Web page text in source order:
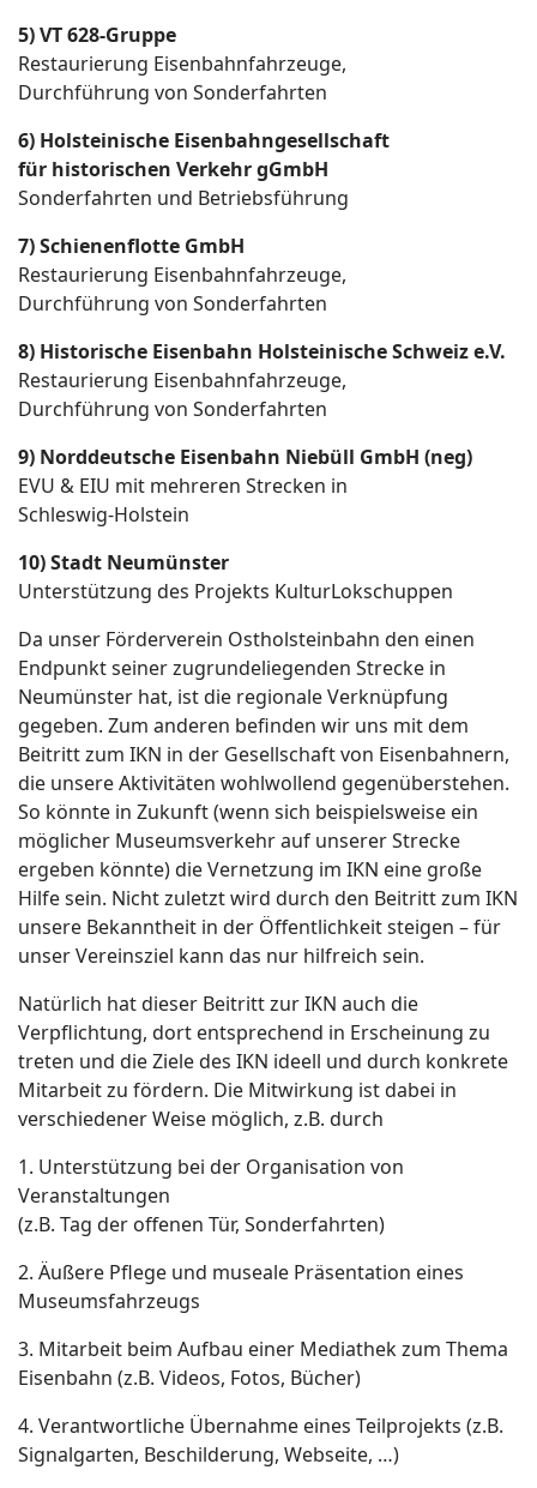
5) VT 628-Gruppe
Restaurierung Eisenbahnfahrzeuge,
Durchführung von Sonderfahrten
6) Holsteinische Eisenbahngesellschaft
für historischen Verkehr gGmbH
Sonderfahrten und Betriebsführung
7) Schienenflotte GmbH
Restaurierung Eisenbahnfahrzeuge,
Durchführung von Sonderfahrten
8) Historische Eisenbahn Holsteinische Schweiz e.V.
Restaurierung Eisenbahnfahrzeuge,
Durchführung von Sonderfahrten
9) Norddeutsche Eisenbahn Niebüll GmbH (neg)
EVU & EIU mit mehreren Strecken in
Schleswig-Holstein
10) Stadt Neumünster
Unterstützung des Projekts KulturLokschuppen
Da unser Förderverein Ostholsteinbahn den einen
Endpunkt seiner zugrundeliegenden Strecke in
Neumünster hat, ist die regionale Verknüpfung
gegeben. Zum anderen befinden wir uns mit dem
Beitritt zum IKN in der Gesellschaft von Eisenbahnern,
die unsere Aktivitäten wohlwollend gegenüberstehen.
So könnte in Zukunft (wenn sich beispielsweise ein
möglicher Museumsverkehr auf unserer Strecke
ergeben könnte) die Vernetzung im IKN eine große
Hilfe sein. Nicht zuletzt wird durch den Beitritt zum IKN
unsere Bekanntheit in der Öffentlichkeit steigen – für
unser Vereinsziel kann das nur hilfreich sein.
Natürlich hat dieser Beitritt zur IKN auch die
Verpflichtung, dort entsprechend in Erscheinung zu
treten und die Ziele des IKN ideell und durch konkrete
Mitarbeit zu fördern. Die Mitwirkung ist dabei in
verschiedener Weise möglich, z.B. durch
1. Unterstützung bei der Organisation von
Veranstaltungen
(z.B. Tag der offenen Tür, Sonderfahrten)
2. Äußere Pflege und museale Präsentation eines
Museumsfahrzeugs
3. Mitarbeit beim Aufbau einer Mediathek zum Thema
Eisenbahn (z.B. Videos, Fotos, Bücher)
4. Verantwortliche Übernahme eines Teilprojekts (z.B.
Signalgarten, Beschilderung, Webseite, …)